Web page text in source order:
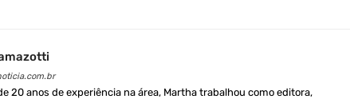
20 anos de experiência na área, Martha trabalhou como editora,